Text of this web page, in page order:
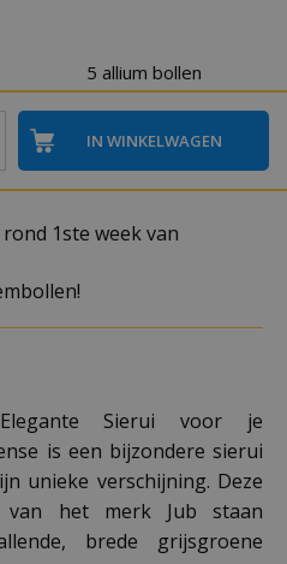
5 allium bollen
1ste week van
Sierui voor je
is een bijzondere sierui
unieke verschijning. Deze
van het merk Jub staan
brede grijsgroene